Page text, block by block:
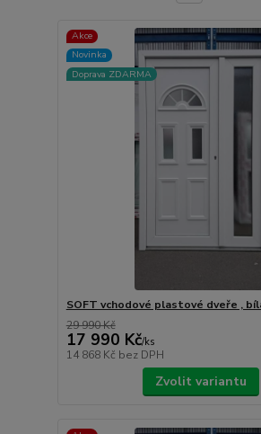
Akce
Novinka
Doprava ZDARMA
SOFT vchodové plastové dveře ,
29 990 Kč
17 990 Kč/ks
14 868 Kč bez DPH
Zvolit variantu